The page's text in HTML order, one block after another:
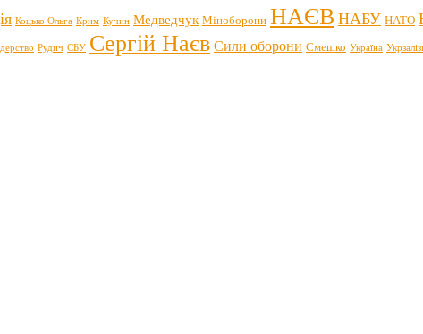
Коцько Ольга Крим Кучин Медведчук Міноборони НАЄВ НАБУ НАТО
Рудич СБУ Сергій Наєв Сили оборони Смешко Україна